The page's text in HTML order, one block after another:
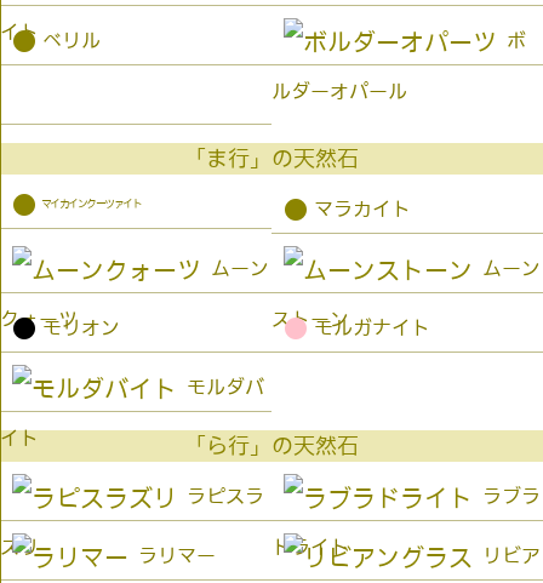
イト
● ベリル ボ
ルダーオパール
「ま行」の天然石
● マイカインクーツァイト ● マラカイト
ムーン
クォーツ
ムーン
ストーン
● モリオン ● モルガナイト
モルダバ
イト 「ら行」の天然石
ラピスラ
ズリ
ラブラ
ドライト
ラリマー リビア